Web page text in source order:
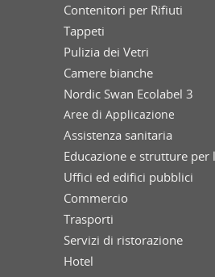
Contenitori per Rifiuti
Tappeti
Pulizia dei Vetri
Camere bianche
Nordic Swan Ecolabel 3
Aree di Applicazione
Assistenza sanitaria
Educazione e strutture per
Uffici ed edifici pubblici
Commercio
Trasporti
Servizi di ristorazione
Hotel